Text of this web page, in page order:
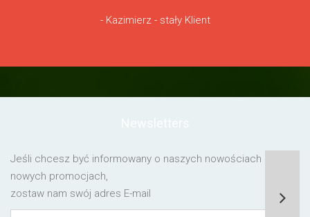
- Kazimierz - stały Klient
Jeśli chcesz być informowany o naszych nowościach lub o
nowych promocjach,
zostaw nam swój adres E-mail